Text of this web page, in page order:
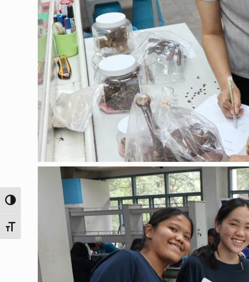
Toggle High Contrast
Toggle Font size